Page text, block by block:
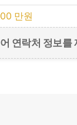
만원
연락처 정보를